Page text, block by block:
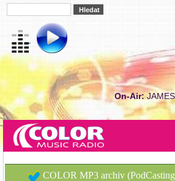
On-Air:
COLOR MP3 archiv